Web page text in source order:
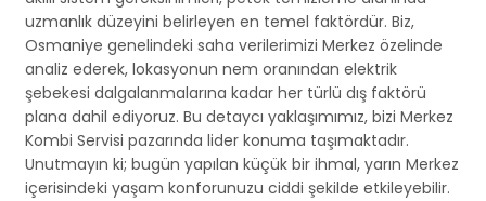
uzmanlık düzeyini belirleyen en temel faktördür. Biz,
Osmaniye genelindeki saha verilerimizi Merkez özelinde
analiz ederek, lokasyonun nem oranından elektrik
şebekesi dalgalanmalarına kadar her türlü dış faktörü
plana dahil ediyoruz. Bu detaycı yaklaşımımız, bizi Merkez
Kombi Servisi pazarında lider konuma taşımaktadır.
Unutmayın ki; bugün yapılan küçük bir ihmal, yarın Merkez
içerisindeki yaşam konforunuzu ciddi şekilde etkileyebilir.